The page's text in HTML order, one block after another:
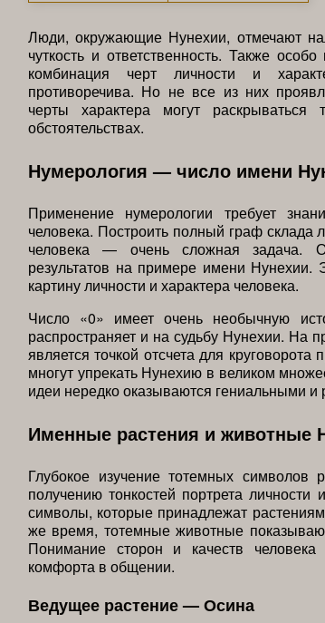
Люди, окружающие Нунехии, отмечают
чуткость и ответственность. Также
комбинация черт личности и
противоречива. Но не все из них
черты характера могут
обстоятельствах.
Нумерология — число имени
Применение нумерологии требует
человека. Построить полный граф склада
человека — очень сложная задача.
результатов на примере имени Нунехии.
картину личности и характера человека.
Число «0» имеет очень необычную
распространяет и на судьбу Нунехии. На
является точкой отсчета для
многут упрекать Нунехию в великом
идеи нередко оказываются гениальными и
Именные растения и животные
Глубокое изучение тотемных
получению тонкостей портрета
символы, которые принадлежат
же время, тотемные животные
Понимание сторон и качеств
комфорта в общении.
Ведущее растение — Осина